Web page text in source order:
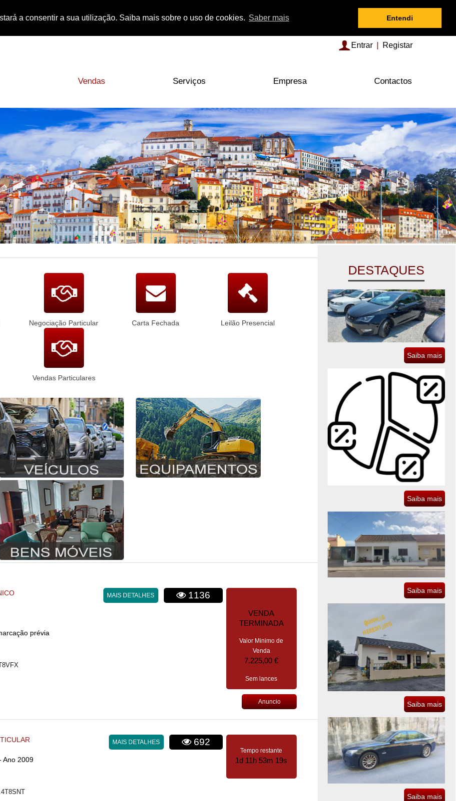
a consentir a sua utilização. Saiba mais sobre o uso de cookies. Saber mais Entendi
Entrar Registar
Vendas Serviços Empresa Contactos
Negociação Particular Carta Fechada Leilão Presencial
Vendas Particulares
1136
MAIS DETALHES
prévia
VENDA
TERMINADA
Valor Minimo de
Venda
7.225,00 €
Sem lances
Anuncio
692
MAIS DETALHES
Ano 2009
Tempo restante
1d 11h 53m 18s
DESTAQUES
Saiba mais
Saiba mais
Saiba mais
Saiba mais
Saiba mais